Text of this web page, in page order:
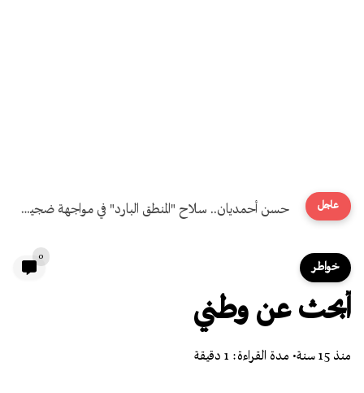
عاجل
حرب الروايات في الخليج: الإعلام الرسمي وصوت المجتمع المقموع
خواطر
0
أبحث عن وطني
منذ 15 سنة • مدة القراءة: 1 دقيقة